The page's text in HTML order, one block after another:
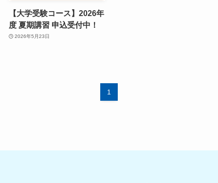
【大学受験コース】2026年
度 夏期講習 申込受付中！
2026年5月23日
1